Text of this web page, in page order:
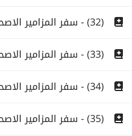
(32) - سفر المزامير الاصحاح الثانى والثلاثون
(33) - سفر المزامير الاصحاح الثالث والثلاثون
(34) - سفر المزامير الاصحاح الرابع والثلاثون
(35) - سفر المزامير الاصحاح الخامس والثلاثون